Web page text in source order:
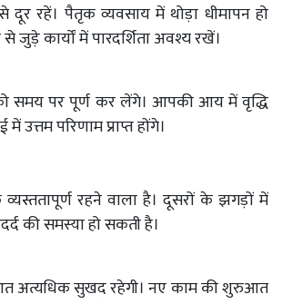
रहें। पैतृक व्यवसाय में थोड़ा धीमापन हो
जुड़े कार्यों में पारदर्शिता अवश्य रखें।
समय पर पूर्ण कर लेंगे। आपकी आय में वृद्धि
में उत्तम परिणाम प्राप्त होंगे।
रहने वाला है। दूसरों के झगड़ों में
की समस्या हो सकती है।
अत्यधिक सुखद रहेगी। नए काम की शुरुआत